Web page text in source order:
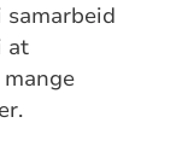
at